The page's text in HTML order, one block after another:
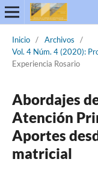
Inicio / Archivos
/
Vol. 4 Núm. 4 (2020):
Experiencia Rosario
Abordajes
Atención
Aportes
matricial